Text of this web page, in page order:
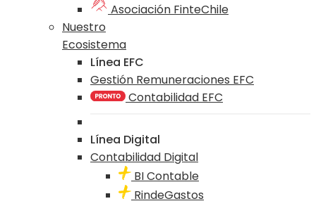
Asociación FinteChile
Nuestro
Ecosistema
Línea EFC
Gestión Remuneraciones EFC
Contabilidad EFC
Línea Digital
Contabilidad Digital
BI Contable
RindeGastos